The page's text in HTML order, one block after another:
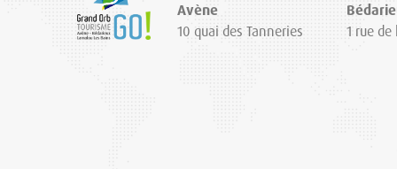
Avène
10 quai des Tanneries
1 rue de